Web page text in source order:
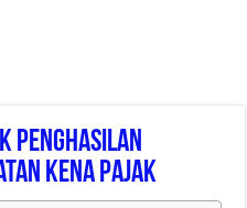
Penghasilan
Kena Pajak